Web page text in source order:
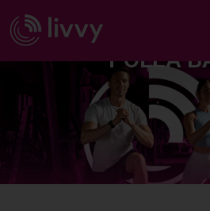
EXTENSIÓN DE
POLEA